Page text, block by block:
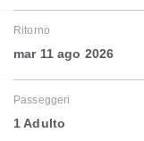
Ritorno
mar 11 ago 2026
Passeggeri
1 Adulto